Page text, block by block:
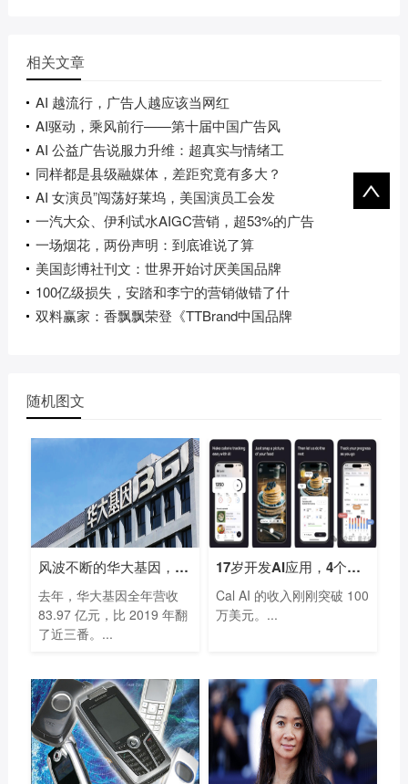
相关文章
AI 越流行，广告人越应该当网红
AI驱动，乘风前行——第十届中国广告风
AI 公益广告说服力升维：超真实与情绪工
同样都是县级融媒体，差距究竟有多大？
AI 女演员”闯荡好莱坞，美国演员工会发
一汽大众、伊利试水AIGC营销，超53%的广告
一场烟花，两份声明：到底谁说了算
美国彭博社刊文：世界开始讨厌美国品牌
100亿级损失，安踏和李宁的营销做错了什
双料赢家：香飘飘荣登《TTBrand中国品牌
随机图文
风波不断的华大基因，凭什么一年多赚
去年，华大基因全年营收
83.97 亿元，比 2019 年翻
了近三番。...
17岁开发AI应用，4个月入账700万，开学第
Cal AI 的收入刚刚突破 100
万美元。...